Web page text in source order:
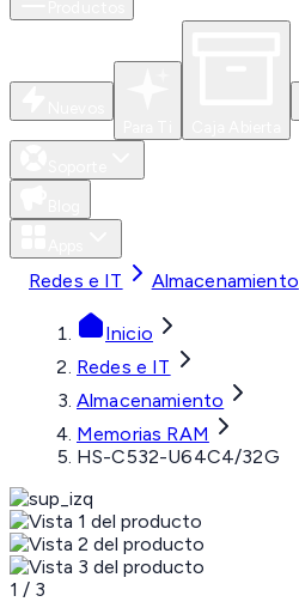
Redes e IT Almacenamiento
Inicio
Redes e IT
Almacenamiento
Memorias RAM
HS-C532-U64C4/32G
1 / 3